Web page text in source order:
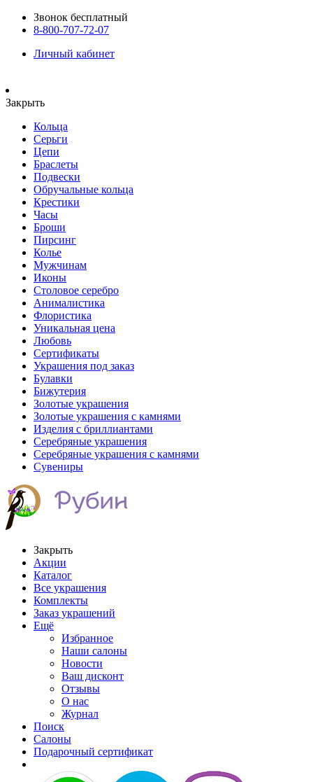
Звонок бесплатный
8-800-707-72-07
Личный кабинет
Закрыть
Кольца
Серьги
Цепи
Браслеты
Подвески
Обручальные кольца
Крестики
Часы
Броши
Пирсинг
Колье
Мужчинам
Иконы
Столовое серебро
Анималистика
Флористика
Уникальная цена
Любовь
Сертификаты
Украшения под заказ
Булавки
Бижутерия
Золотые украшения
Золотые украшения с камнями
Изделия с бриллиантами
Серебряные украшения
Серебряные украшения с камнями
Сувениры
Закрыть
Акции
Каталог
Все украшения
Комплекты
Заказ украшений
Ещё
Избранное
Наши салоны
Новости
Ваш дисконт
Отзывы
О нас
Журнал
Поиск
Салоны
Подарочный сертификат